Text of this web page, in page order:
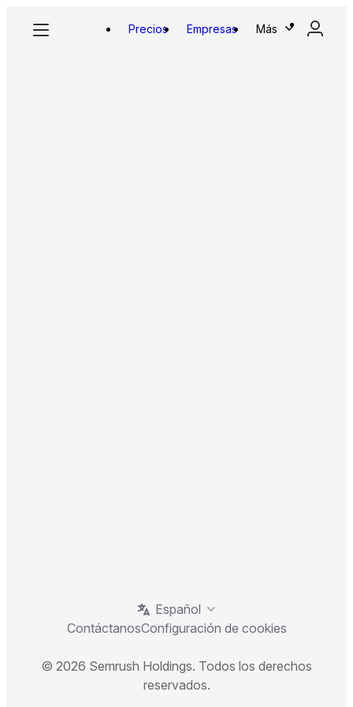
Precios Empresas Más
Español
ContáctanosConfiguración de cookies
© 2026 Semrush Holdings. Todos los derechos
reservados.